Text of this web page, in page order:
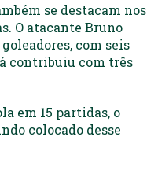
se destacam nos
O atacante Bruno
com seis
contribuiu com três
em 15 partidas, o
colocado desse